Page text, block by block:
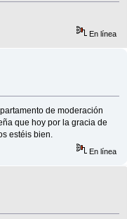
En línea
de moderación
que hoy por la gracia de
estéis bien.
En línea